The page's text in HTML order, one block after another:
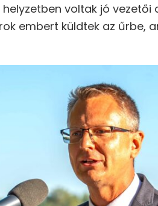
voltak jó
embert küldtek az űrbe,